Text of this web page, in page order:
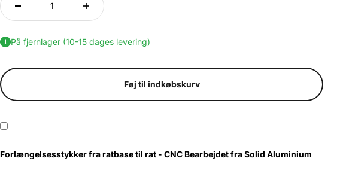
På fjernlager (10-15 dages levering)
Føj til indkøbskurv
Forlængelsesstykker fra ratbase til rat - CNC Bearbejdet fra Solid Aluminium